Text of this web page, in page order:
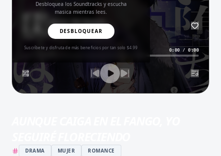
Desbloquea los Soundtracks y escucha
masica mientras lees.
DESBLOQUEAR
Suscríbete y disfruta de más beneficios por tan solo $4.99
Amor del Bueno
BALADA
0:00 /0:00
DRAMA MUJER ROMANCE